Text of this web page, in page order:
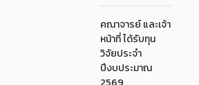
คณาจารย์ และเจ้า
หน้าที่ ได้รับทุน
วิจัยประจำ
ปีงบประมาณ